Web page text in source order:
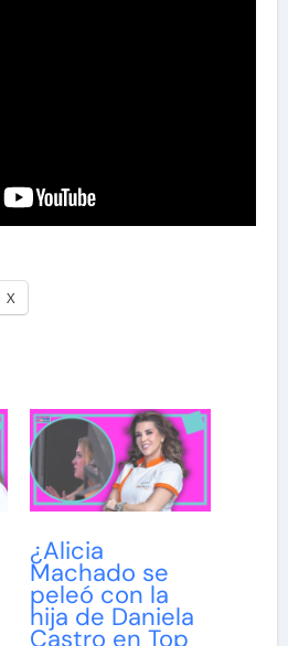
X
¿Alicia
Machado se
peleó con la
hija de Daniela
Castro en Top